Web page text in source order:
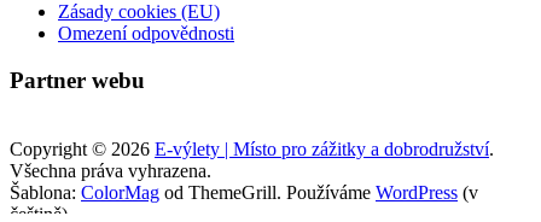
Zásady cookies (EU)
Omezení odpovědnosti
Partner webu
Copyright © 2026 E-výlety | Místo pro zážitky a dobrodružství.
Všechna práva vyhrazena.
Šablona: ColorMag od ThemeGrill. Používáme WordPress (v
češtině).